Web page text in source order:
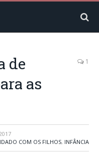
de
as
1
COM OS FILHOS, INFÂNCIA